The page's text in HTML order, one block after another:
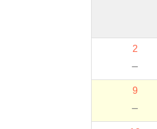
2
－
9
－